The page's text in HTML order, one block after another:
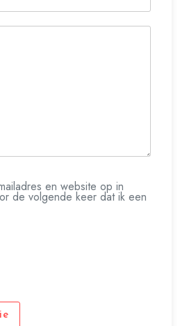
en website op in
de volgende keer dat ik een